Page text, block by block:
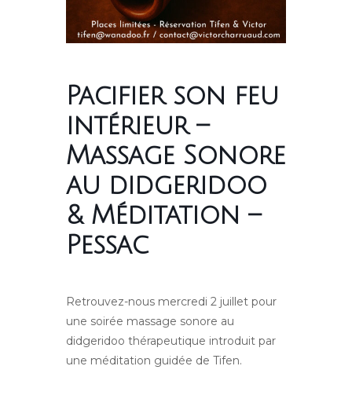
Pacifier son feu
intérieur –
Massage Sonore
au didgeridoo
& Méditation –
Pessac
Retrouvez-nous mercredi 2 juillet pour
une soirée massage sonore au
didgeridoo thérapeutique introduit par
une méditation guidée de Tifen.